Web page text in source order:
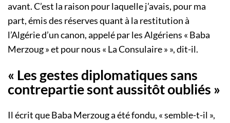
avant. C’est la raison pour laquelle j’avais, pour ma
part, émis des réserves quant à la restitution à
l’Algérie d’un canon, appelé par les Algériens « Baba
Merzoug » et pour nous « La Consulaire » », dit-il.
« Les gestes diplomatiques sans
contrepartie sont aussitôt oubliés »
Il écrit que Baba Merzoug a été fondu, « semble-t-il »,